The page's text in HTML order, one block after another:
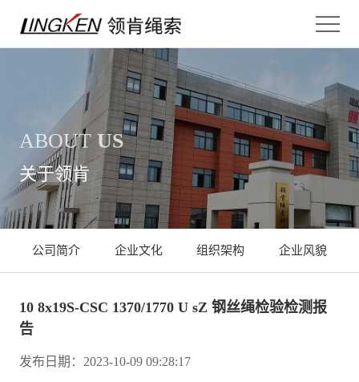
ABOUTUS
关于领肯
公司简介 企业文化 组织架构 企业风貌
10 8x19S-CSC 1370/1770 U sZ 钢丝绳检验检测报
告
发布日期：2023-10-09 09:28:17